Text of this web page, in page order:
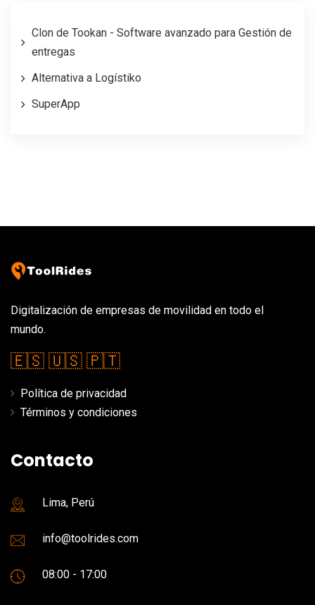
Clon de Tookan - Software avanzado para Gestión de
entregas
Alternativa a Logístiko
SuperApp
Digitalización de empresas de movilidad en todo el
mundo.
🇪🇸 🇺🇸 🇵🇹
Política de privacidad
Términos y condiciones
Contacto
Lima, Perú
info@toolrides.com
08:00 - 17:00